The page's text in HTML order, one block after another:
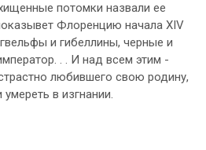
потомки назвали ее
Флоренцию начала XIV
и гибеллины, черные и
. . И над всем этим -
любившего свою родину,
в изгнании.